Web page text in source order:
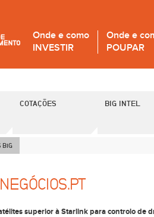
Onde e como
INVESTIR
Onde e
POUPAR
COTAÇÕES BIG INTEL
BiG
superior à Starlink para controlo de